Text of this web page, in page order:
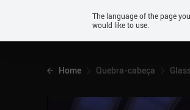
Android
Home Quebra-cabeça
The language of the page
would like to use.